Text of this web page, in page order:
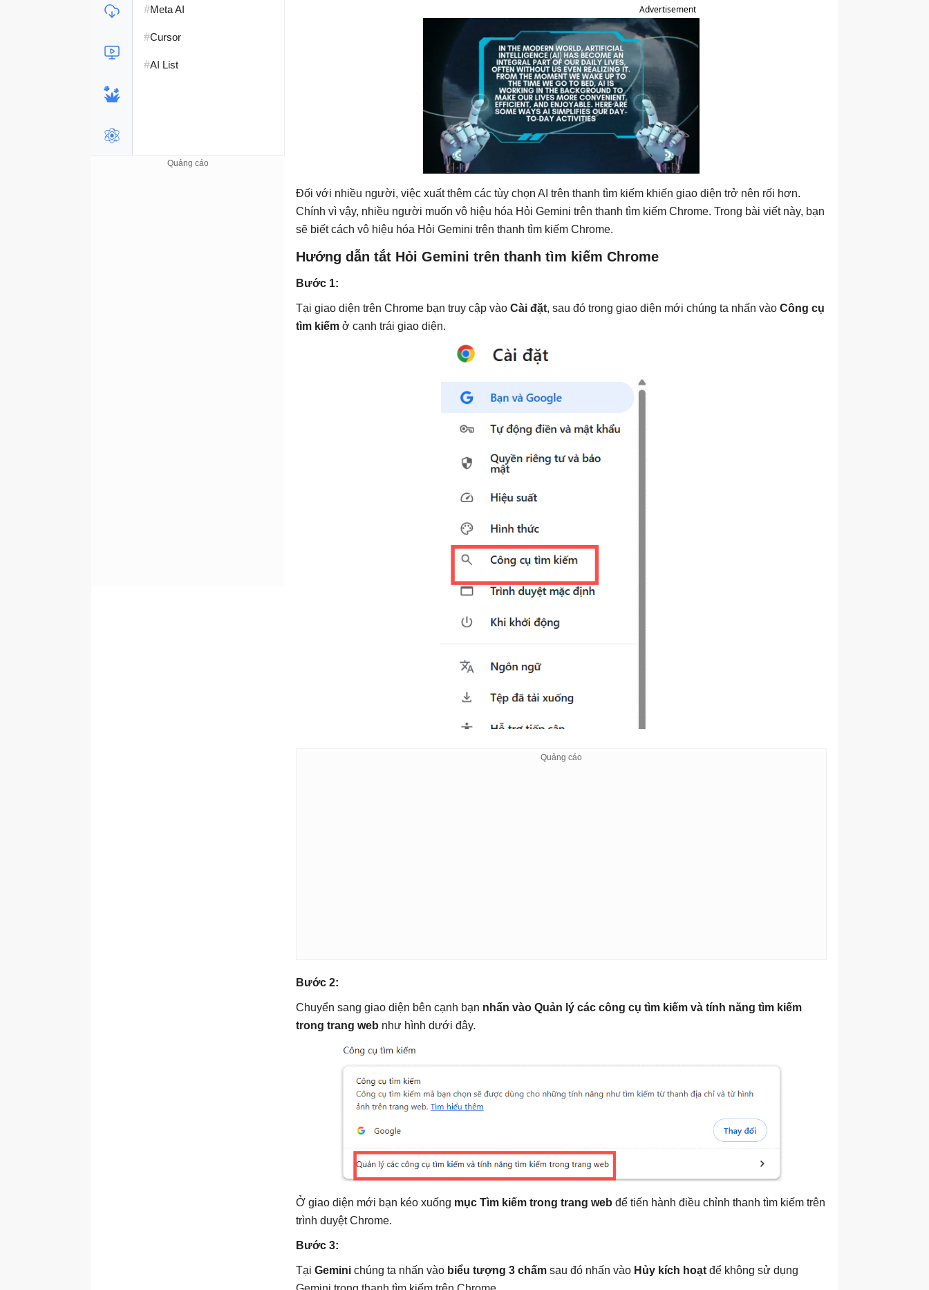
Advertisement
Đối với nhiều người, việc xuất thêm các tùy chọn AI trên thanh tìm kiếm khiến giao diện trở nên rối hơn.
Chính vì vậy, nhiều người muốn vô hiệu hóa Hỏi Gemini trên thanh tìm kiếm Chrome. Trong bài viết này, bạn
sẽ biết cách vô hiệu hóa Hỏi Gemini trên thanh tìm kiếm Chrome.
Hướng dẫn tắt Hỏi Gemini trên thanh tìm kiếm Chrome
Bước 1:
Tại giao diện trên Chrome bạn truy cập vào Cài đặt, sau đó trong giao diện mới chúng ta nhấn vào Công cụ
tìm kiếm ở cạnh trái giao diện.
Bước 2:
Chuyển sang giao diện bên cạnh bạn nhấn vào Quản lý các công cụ tìm kiếm và tính năng tìm kiếm
trong trang web như hình dưới đây.
Ở giao diện mới bạn kéo xuống mục Tìm kiếm trong trang web để tiến hành điều chỉnh thanh tìm kiếm trên
trình duyệt Chrome.
Bước 3:
Tại Gemini chúng ta nhấn vào biểu tượng 3 chấm sau đó nhấn vào Hủy kích hoạt để không sử dụng
#Meta AI
#Cursor
#AI List